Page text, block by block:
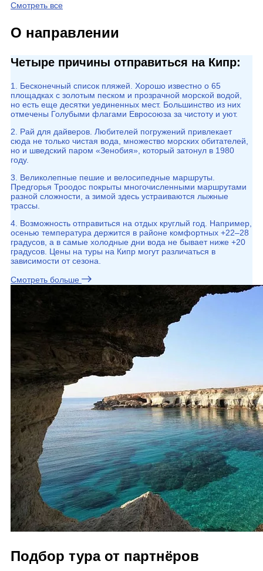
Смотреть все
О направлении
Четыре причины отправиться на Кипр:
1. Бесконечный список пляжей. Хорошо известно о 65
площадках с золотым песком и прозрачной морской водой,
но есть еще десятки уединенных мест. Большинство из них
отмечены Голубыми флагами Евросоюза за чистоту и уют.
2. Рай для дайверов. Любителей погружений привлекает
сюда не только чистая вода, множество морских обитателей,
но и шведский паром «Зенобия», который затонул в 1980
году.
3. Великолепные пешие и велосипедные маршруты.
Предгорья Троодос покрыты многочисленными маршрутами
разной сложности, а зимой здесь устраиваются лыжные
трассы.
4. Возможность отправиться на отдых круглый год. Например,
осенью температура держится в районе комфортных +22–28
градусов, а в самые холодные дни вода не бывает ниже +20
градусов. Цены на туры на Кипр могут различаться в
зависимости от сезона.
Смотреть больше
Подбор тура от партнёров